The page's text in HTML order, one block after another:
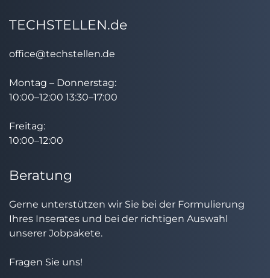
TECHSTELLEN.de
office@techstellen.de
Montag – Donnerstag:
10:00–12:00 13:30–17:00
Freitag:
10:00–12:00
Beratung
Gerne unterstützen wir Sie bei der Formulierung
Ihres Inserates und bei der richtigen Auswahl
unserer Jobpakete.
Fragen Sie uns!